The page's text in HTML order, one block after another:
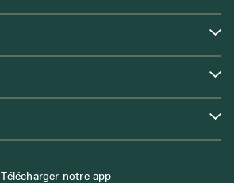
Télécharger notre app